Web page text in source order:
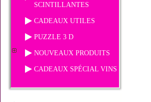
SCINTILLANTES
CADEAUX UTILES
PUZZLE 3 D
NOUVEAUX PRODUITS
CADEAUX SPÉCIAL VINS